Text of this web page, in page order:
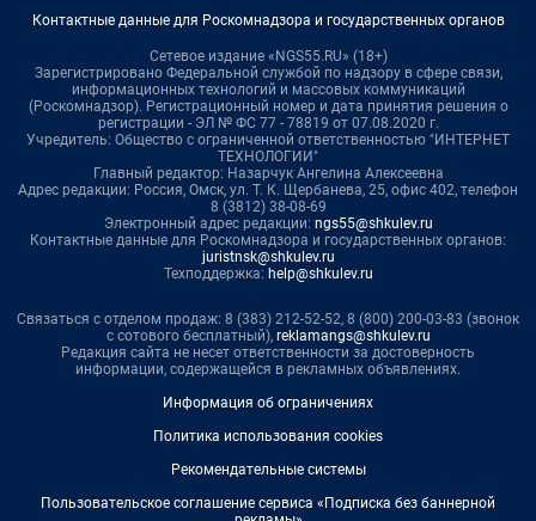
Контактные данные для Роскомнадзора и государственных органов
Сетевое издание «NGS55.RU» (18+)
Зарегистрировано Федеральной службой по надзору в сфере связи,
информационных технологий и массовых коммуникаций
(Роскомнадзор). Регистрационный номер и дата принятия решения о
регистрации - ЭЛ № ФС 77 - 78819 от 07.08.2020 г.
Учредитель: Общество с ограниченной ответственностью "ИНТЕРНЕТ
ТЕХНОЛОГИИ"
Главный редактор: Назарчук Ангелина Алексеевна
Адрес редакции: Россия, Омск, ул. Т. К. Щербанева, 25, офис 402, телефон
8 (3812) 38-08-69
Электронный адрес редакции: ngs55@shkulev.ru
Контактные данные для Роскомнадзора и государственных органов:
juristnsk@shkulev.ru
Техподдержка: help@shkulev.ru
Связаться с отделом продаж: 8 (383) 212-52-52, 8 (800) 200-03-83 (звонок
с сотового бесплатный), reklamangs@shkulev.ru
Редакция сайта не несет ответственности за достоверность
информации, содержащейся в рекламных объявлениях.
Информация об ограничениях
Политика использования cookies
Рекомендательные системы
Пользовательское соглашение сервиса «Подписка без баннерной